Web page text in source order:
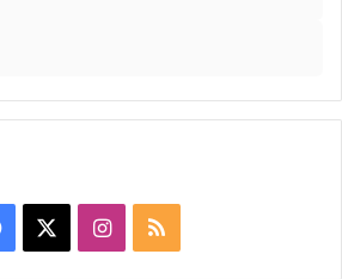
Facebook Instagram
RSS